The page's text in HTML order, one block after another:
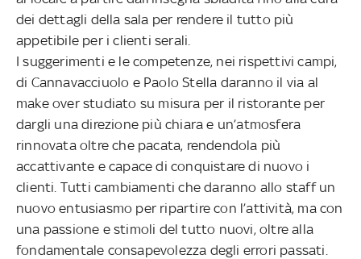
dei dettagli della sala per rendere il tutto più
appetibile per i clienti serali.
I suggerimenti e le competenze, nei rispettivi campi,
di Cannavacciuolo e Paolo Stella daranno il via al
make over studiato su misura per il ristorante per
dargli una direzione più chiara e un’atmosfera
rinnovata oltre che pacata, rendendola più
accattivante e capace di conquistare di nuovo i
clienti. Tutti cambiamenti che daranno allo staff un
nuovo entusiasmo per ripartire con l’attività, ma con
una passione e stimoli del tutto nuovi, oltre alla
fondamentale consapevolezza degli errori passati.